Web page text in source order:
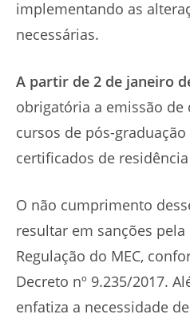
implementando as
necessárias.
A partir de 2 de janeiro
obrigatória a emissão
cursos de pós-
certificados de
O não cumprimento
resultar em sanções pela
Regulação do MEC,
Decreto nº 9.235/2017.
enfatiza a necessidade